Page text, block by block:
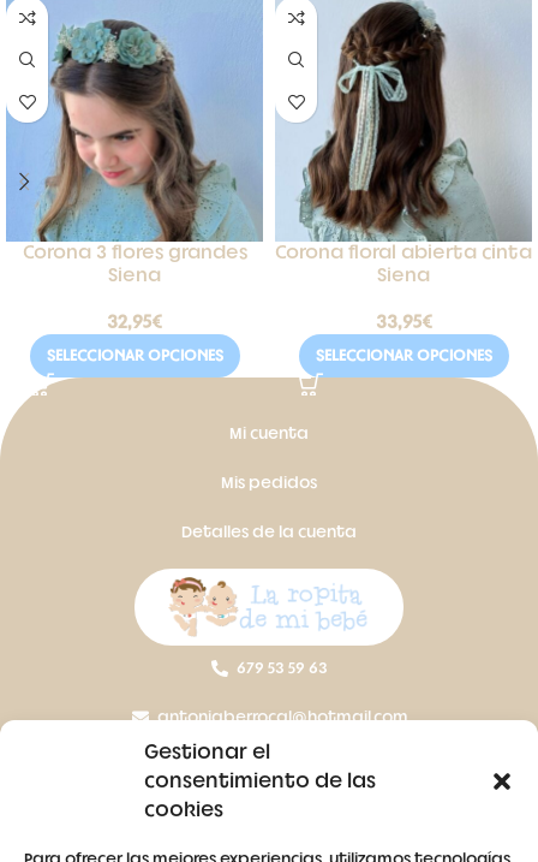
Gestionar el
consentimiento de las
cookies
Corona 3 flores grandes
Siena
32,95€
SELECCIONAR OPCIONES
Corona floral abierta cinta
Siena
33,95€
SELECCIONAR OPCIONES
Mi cuenta
Mis pedidos
Detalles de la cuenta
679 53 59 63
antoniaberrocal@hotmail.com